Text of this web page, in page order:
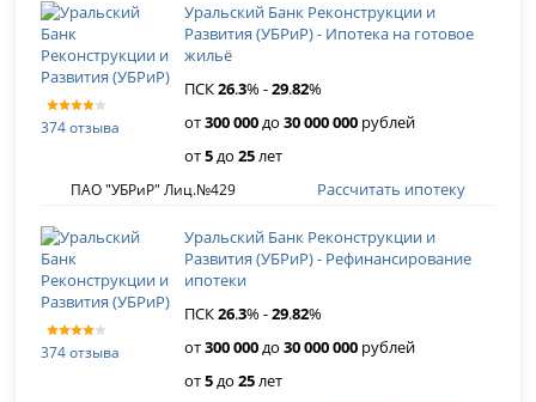
374 отзыва
Уральский Банк Реконструкции и
Развития (УБРиР) - Ипотека на готовое
жильё
ПСК26.3% -29.82%
от300 000до30 000 000 рублей
от5до25лет
ПАО "УБРиР" Лиц.№429 Рассчитать ипотеку
374 отзыва
Уральский Банк Реконструкции и
Развития (УБРиР) - Рефинансирование
ипотеки
ПСК26.3% -29.82%
от300 000до30 000 000 рублей
от5до25лет